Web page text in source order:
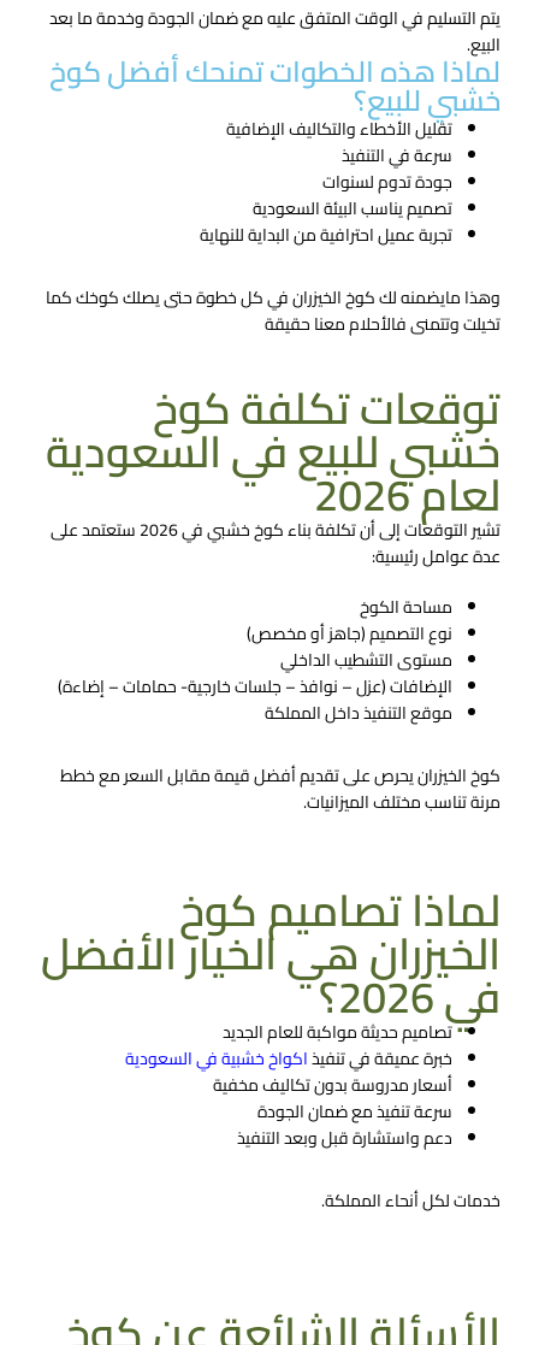
يتم التسليم في الوقت المتفق عليه مع ضمان الجودة وخدمة ما بعد
البيع.
لماذا هذه الخطوات تمنحك أفضل كوخ
خشبي للبيع؟
تقليل الأخطاء والتكاليف الإضافية
سرعة في التنفيذ
جودة تدوم لسنوات
تصميم يناسب البيئة السعودية
تجربة عميل احترافية من البداية للنهاية
وهذا مايضمنه لك كوخ الخيزران في كل خطوة حتى يصلك كوخك كما
تخيلت وتتمنى فالأحلام معنا حقيقة
توقعات تكلفة كوخ
خشبي للبيع في السعودية
لعام 2026
تشير التوقعات إلى أن تكلفة بناء كوخ خشبي في 2026 ستعتمد على
عدة عوامل رئيسية:
مساحة الكوخ
نوع التصميم (جاهز أو مخصص)
مستوى التشطيب الداخلي
الإضافات (عزل – نوافذ – جلسات خارجية- حمامات – إضاءة)
موقع التنفيذ داخل المملكة
كوخ الخيزران يحرص على تقديم أفضل قيمة مقابل السعر مع خطط
مرنة تناسب مختلف الميزانيات.
لماذا تصاميم كوخ
الخيزران هي الخيار الأفضل
في 2026؟تصاميم حديثة مواكبة للعام الجديد
خبرة عميقة في تنفيذاكواخ خشبية في السعودية
أسعار مدروسة بدون تكاليف مخفية
سرعة تنفيذ مع ضمان الجودة
دعم واستشارة قبل وبعد التنفيذ
خدمات لكل أنحاء المملكة.